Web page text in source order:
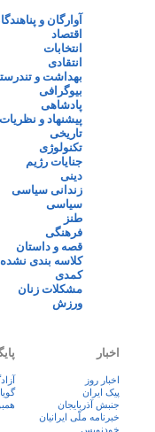
آوارگان و
اقتصاد
انتخابات
انتقادی
بهداشت و
بیوگرافی
پادشاهی
پیشنهاد و نظریات
تاریخی
تکنولوژی
جنایات رژیم
دینی
زندانی سیاسی
سیاسی
طنز
فرهنگی
قصه و داستان
کلاسه بندی نشده
کمدی
مشکلات زنان
ورزش
اخبار
اخبار روز
پيک ايران
جنبش آذربایجان
خبرنامه ملّی ایرانیان
خودنویس
گویا